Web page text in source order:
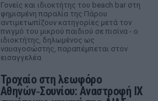
Γονείς και ιδιοκτήτης του beach bar στη
φημισμένη παραλία της Πάρου
αντιμετωπίζουν κατηγορίες μετά τον
πνιγμό του μικρού παιδιού σε πισίνα - ο
ιδιοκτήτης, δηλωμένος ως
ναυαγοσώστης, παραπέμπεται στον
εισαγγελέα
Τροχαίο στη λεωφόρο
Αθηνών‑Σουνίου: Αναστροφή ΙΧ